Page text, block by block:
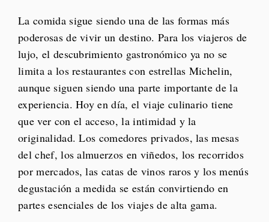
La comida sigue siendo una de las formas más
poderosas de vivir un destino. Para los viajeros de
lujo, el descubrimiento gastronómico ya no se
limita a los restaurantes con estrellas Michelin,
aunque siguen siendo una parte importante de la
experiencia. Hoy en día, el viaje culinario tiene
que ver con el acceso, la intimidad y la
originalidad. Los comedores privados, las mesas
del chef, los almuerzos en viñedos, los recorridos
por mercados, las catas de vinos raros y los menús
degustación a medida se están convirtiendo en
partes esenciales de los viajes de alta gama.